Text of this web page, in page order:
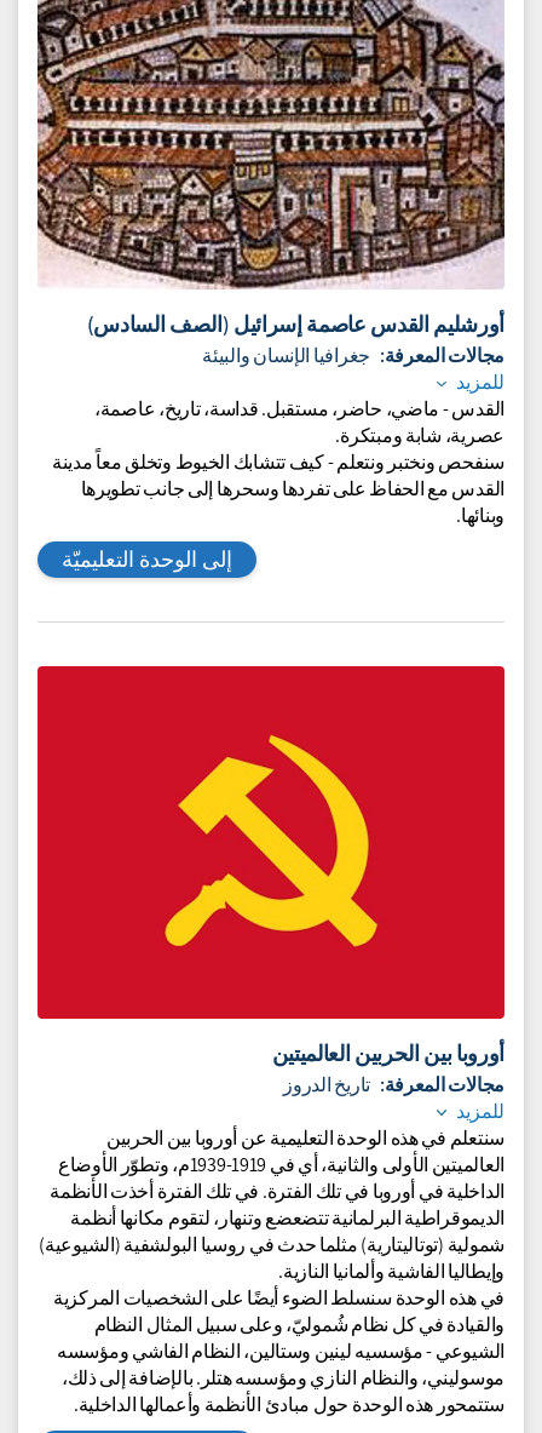
إلى الوحدة التعليميّة
أورشليم القدس عاصمة إسرائيل (الصف السادس)
جغرافيا الإنسان والبيئة
سنفحص ونختبر ونتعلم - كيف تتشابك الخيوط وتخلق معاً مدينة
إلى الوحدة التعليميّة
أوروبا بين الحربين العالميتين
مجالات المعرفة: تاريخ الدروز
للمزيد
سنتعلم في هذه الوحدة التعليمية عن أوروبا بين الحربين
العالميتين الأولى والثانية، أي في 1919-1939م، وتطوّر الأوضاع
الداخلية في أوروبا في تلك الفترة. في تلك الفترة أخذت الأنظمة
الديموقراطية البرلمانية تتضعضع وتنهار، لتقوم مكانها أنظمة